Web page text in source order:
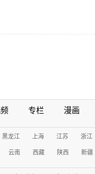
专栏 漫画
黑龙江 上海 江苏 浙江
云南 西藏 陕西 新疆